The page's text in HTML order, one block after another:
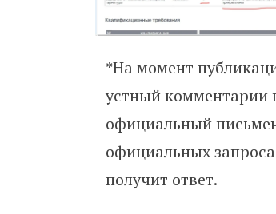
*На момент
устный комментарии
официальный
официальных
получит ответ.